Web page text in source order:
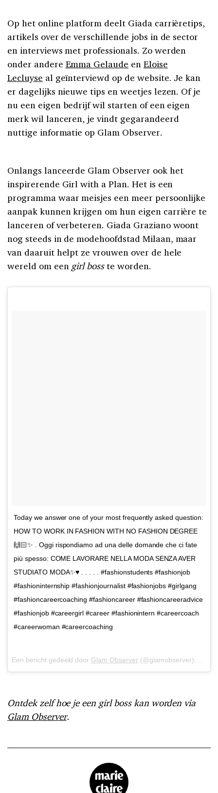
Op het online platform deelt Giada carrièretips,
artikels over de verschillende jobs in de sector
en interviews met professionals. Zo werden
onder andere Emma Gelaude en Eloise
Lecluyse al geïnterviewd op de website. Je kan
er dagelijks nieuwe tips en weetjes lezen. Of je
nu een eigen bedrijf wil starten of een eigen
merk wil lanceren, je vindt gegarandeerd
nuttige informatie op Glam Observer.
Onlangs lanceerde Glam Observer ook het
inspirerende Girl with a Plan. Het is een
programma waar meisjes een meer persoonlijke
aanpak kunnen krijgen om hun eigen carrière te
lanceren of verbeteren. Giada Graziano woont
nog steeds in de modehoofdstad Milaan, maar
van daaruit helpt ze vrouwen over de hele
wereld om een girl bosste worden.
Today we answer one of your most frequently asked question:
HOW TO WORK IN FASHION WITH NO FASHION DEGREE
🙌🏻✨ . Oggi rispondiamo ad una delle domande che ci fate
più spesso: COME LAVORARE NELLA MODA SENZA AVER
STUDIATO MODA✨♥️ . . . . . #fashionstudents #fashionjob
#fashioninternship #fashionjournalist #fashionjobs #girlgang
#fashioncareercoaching #fashioncareer #fashioncareeradvice
#fashionjob #careergirl #career #fashionintern #careercoach
#careerwoman #careercoaching
Een bericht gedeeld door Glam Observer (@glamobserver) op
Ontdek zelf hoe je een girl boss kan worden via
Glam Observer.